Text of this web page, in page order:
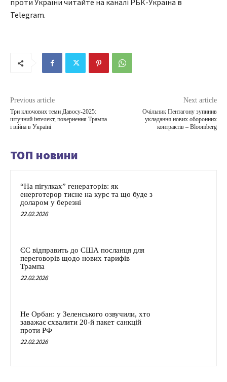
проти України читайте на каналі РБК-Україна в
Telegram.
Previous article
Три ключових теми Давосу-2025:
штучний інтелект, повернення Трампа
і війна в Україні
Next article
Очільник Пентагону зупинив
укладання нових оборонних
контрактів – Bloomberg
ТОП новини
“На пігулках” генераторів: як
енерготерор тисне на курс та що буде з
доларом у березні
22.02.2026
ЄС відправить до США посланця для
переговорів щодо нових тарифів
Трампа
22.02.2026
Не Орбан: у Зеленського озвучили, хто
заважає схвалити 20-й пакет санкцій
проти РФ
22.02.2026